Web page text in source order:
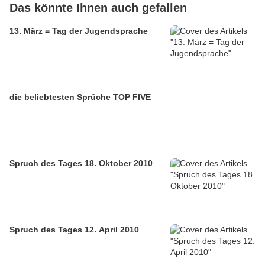
Das könnte Ihnen auch gefallen
13. März = Tag der Jugendsprache
die beliebtesten Sprüche TOP FIVE
Spruch des Tages 18. Oktober 2010
Spruch des Tages 12. April 2010